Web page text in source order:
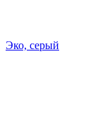
Эко, серый